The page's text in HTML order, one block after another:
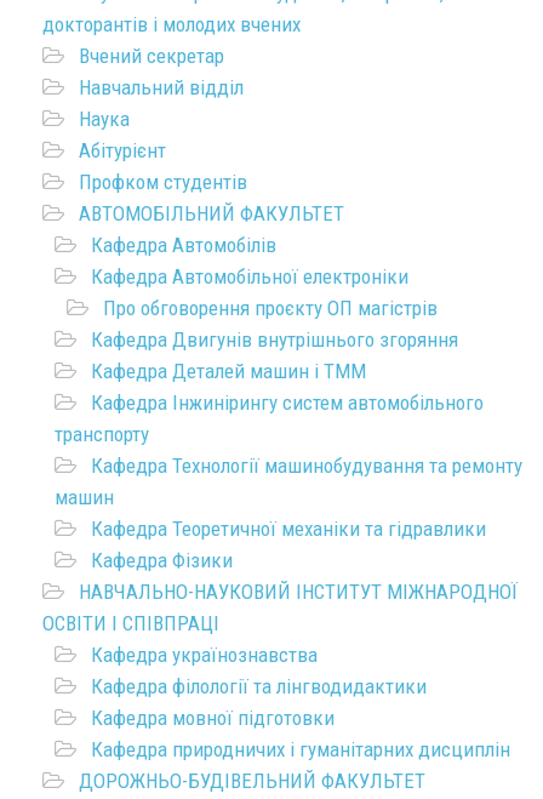
докторантів і молодих вчених
Вчений секретар
Навчальний відділ
Наука
Абітурієнт
Профком студентів
АВТОМОБІЛЬНИЙ ФАКУЛЬТЕТ
Кафедра Автомобілів
Кафедра Автомобільної електроніки
Про обговорення проєкту ОП магістрів
Кафедра Двигунів внутрішнього згоряння
Кафедра Деталей машин і ТММ
Кафедра Інжинірингу систем автомобільного
транспорту
Кафедра Технології машинобудування та ремонту
машин
Кафедра Теоретичної механіки та гідравлики
Кафедра Фізики
НАВЧАЛЬНО-НАУКОВИЙ ІНСТИТУТ МІЖНАРОДНОЇ
ОСВІТИ І СПІВПРАЦІ
Кафедра українознавства
Кафедра філології та лінгводидактики
Кафедра мовної підготовки
Кафедра природничих і гуманітарних дисциплін
ДОРОЖНЬО-БУДІВЕЛЬНИЙ ФАКУЛЬТЕТ